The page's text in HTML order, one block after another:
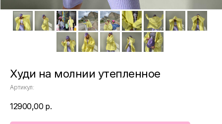
Худи на молнии утепленное
Артикул:
12900,00 р.